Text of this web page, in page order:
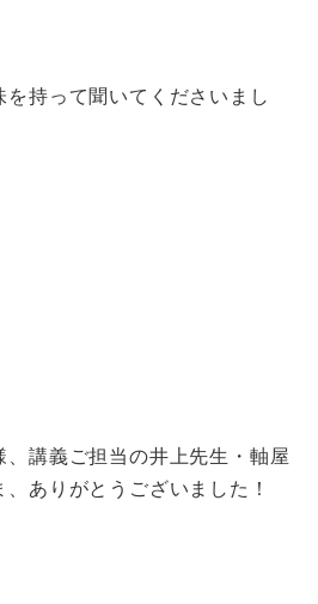
持って聞いてくださいまし
講義ご担当の井上先生・軸屋
ありがとうございました！